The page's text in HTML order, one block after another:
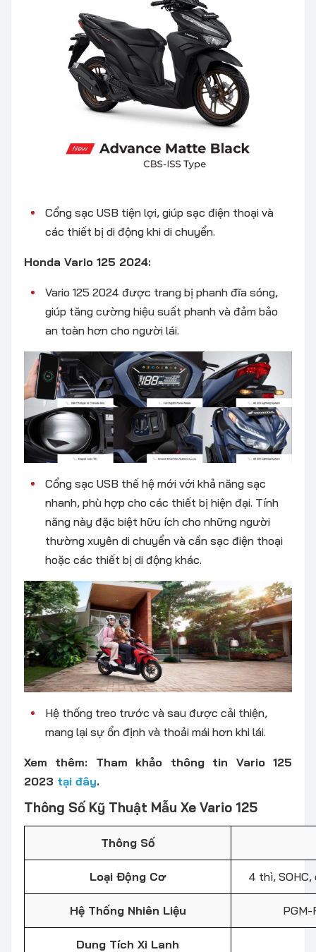
Cổng sạc USB tiện lợi, giúp sạc điện thoại và
các thiết bị di động khi di chuyển.
Honda Vario 125 2024:
Vario 125 2024 được trang bị phanh đĩa sóng,
giúp tăng cường hiệu suất phanh và đảm bảo
an toàn hơn cho người lái.
Cổng sạc USB thế hệ mới với khả năng sạc
nhanh, phù hợp cho các thiết bị hiện đại. Tính
năng này đặc biệt hữu ích cho những người
thường xuyên di chuyển và cần sạc điện thoại
hoặc các thiết bị di động khác.
Hệ thống treo trước và sau được cải thiện,
mang lại sự ổn định và thoải mái hơn khi lái.
Xem thêm: Tham khảo thông tin Vario 125
2023 tại đây.
Thông Số Kỹ Thuật Mẫu Xe Vario 125
Thông Số
Loại Động Cơ 4 thì,
Hệ Thống Nhiên Liệu
Dung Tích Xi Lanh